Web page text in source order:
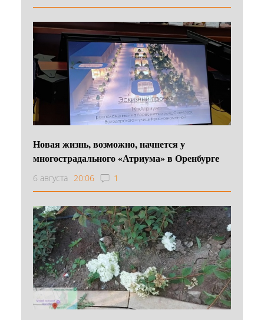
Новая жизнь, возможно, начнется у
многострадального «Атриума» в Оренбурге
6 августа 20:06 1